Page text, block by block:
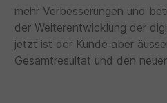
mehr Verbesserungen und
der Weiterentwicklung der
jetzt ist der Kunde aber
Gesamtresultat und den